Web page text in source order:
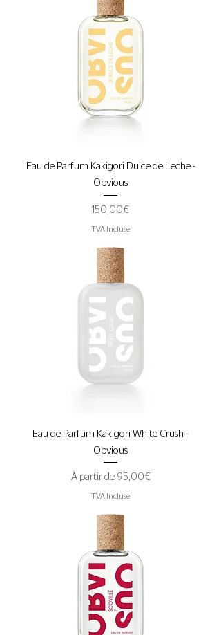
Eau de Parfum Kakigori Dulce de Leche -
Obvious
Prix
150,00 €
TVA Incluse
Eau de Parfum Kakigori White Crush -
Obvious
À partir de 95,00 €
Prix promotionnel
TVA Incluse